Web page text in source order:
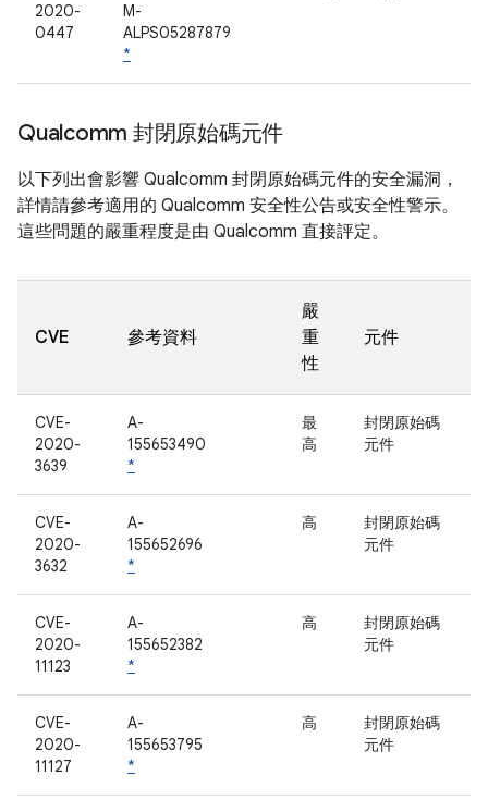
2020-
0447
M-
ALPS05287879
*
Qualcomm 封閉原始碼元件
以下列出會影響 Qualcomm 封閉原始碼元件的安全漏洞，
詳情請參考適用的 Qualcomm 安全性公告或安全性警示。
這些問題的嚴重程度是由 Qualcomm 直接評定。
CVE 參考資料
嚴
重
性
元件
CVE-
2020-
3639
A-
155653490
*
最
高
封閉原始碼
元件
CVE-
2020-
3632
A-
155652696
*
高
封閉原始碼
元件
CVE-
2020-
11123
A-
155652382
*
高
封閉原始碼
元件
CVE-
2020-
11127
A-
155653795
*
高
封閉原始碼
元件